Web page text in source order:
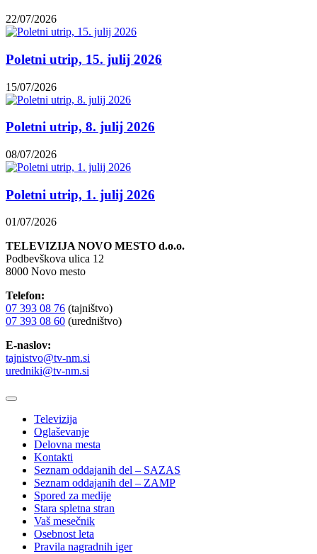
22/07/2026
Poletni utrip, 15. julij 2026
15/07/2026
Poletni utrip, 8. julij 2026
08/07/2026
Poletni utrip, 1. julij 2026
01/07/2026
TELEVIZIJA NOVO MESTO d.o.o.
Podbevškova ulica 12
8000 Novo mesto
Telefon:
07 393 08 76 (tajništvo)
07 393 08 60 (uredništvo)
E-naslov:
tajnistvo@tv-nm.si
uredniki@tv-nm.si
Televizija
Oglaševanje
Delovna mesta
Kontakti
Seznam oddajanih del – SAZAS
Seznam oddajanih del – ZAMP
Spored za medije
Stara spletna stran
Vaš mesečnik
Osebnost leta
Pravila nagradnih iger